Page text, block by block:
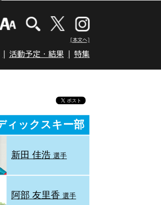
[本文へ]
活動予定・結果 特集
ィックスキー部
新田 佳浩 選手
阿部 友里香 選手